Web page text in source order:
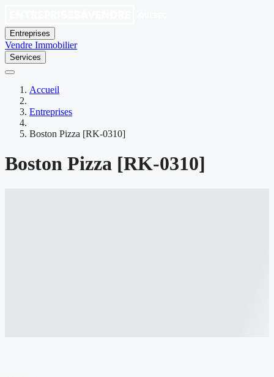
Entreprises
Vendre Immobilier
Services
Accueil
Entreprises
Boston Pizza [RK-0310]
Boston Pizza [RK-0310]